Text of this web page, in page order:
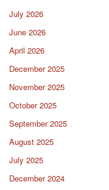
July 2026
June 2026
April 2026
December 2025
November 2025
October 2025
September 2025
August 2025
July 2025
December 2024